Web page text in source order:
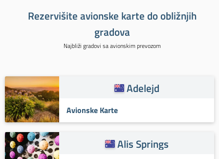
Rezervišite avionske karte do obližnjih
gradova
Najbliži gradovi sa avionskim prevozom
Adelejd
Avionske Karte
Alis Springs